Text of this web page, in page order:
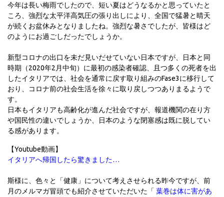
今年は長い梅雨でしたので、短い夏はどうなるかと思っていたと
ころ、強烈な太平洋高気圧の張り出しにより、全国で猛暑と晴天
が続くお盆休みとなりましたね。強烈な暑さでしたが、皆様はど
のようにお過ごしだったでしょうか。
新型コロナの出口を未だ見いだせていない日本ですが、日本と同
時期（2020年2月中旬）に最初の感染者確認、且つ多くの死者を出
したイタリアでは、社会を通常に戻す取り組みのFase3に移行して
おり、コロナ前の社会生活を徐々に取り戻しつつありまるようで
す。
日本もイタリアも高齢化が進んだ社会ですが、報道機関の在り方
や国民性の違いでしょうか、日本のような閉塞感は既に脱してい
る感があります。
【Youtube動画】
イタリアへ帰国したら驚きました…
斯様に、色々と「健康」について考えさせられる昨今ですが、前
月のメルマガ冒頭でも紹介させていただいた「 葉巻は体に害があ